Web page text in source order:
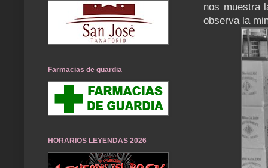
nos muestra
observa la
Farmacias de guardia
HORARIOS LEYENDAS 2026